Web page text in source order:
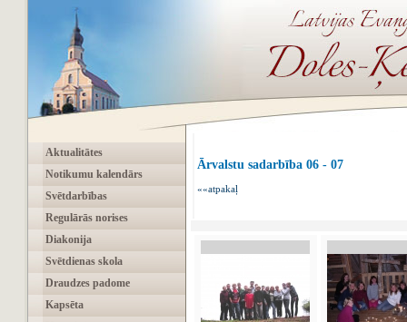
Aktualitātes
Notikumu kalendārs
Svētdarbības
Regulārās norises
Diakonija
Svētdienas skola
Draudzes padome
Kapsēta
Ārvalstu sadarbība 06 - 07
««atpakaļ